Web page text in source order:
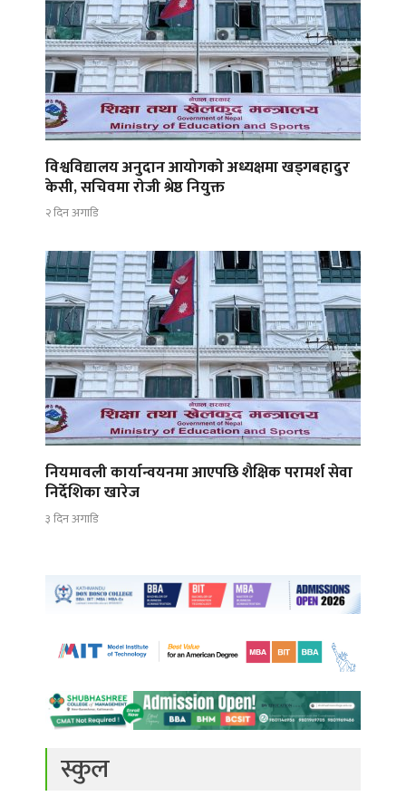
विश्वविद्यालय अनुदान आयोगको अध्यक्षमा खड्गबहादुर
केसी, सचिवमा रोजी श्रेष्ठ नियुक्त
२ दिन अगाडि
नियमावली कार्यान्वयनमा आएपछि शैक्षिक परामर्श सेवा
निर्देशिका खारेज
३ दिन अगाडि
स्कुल